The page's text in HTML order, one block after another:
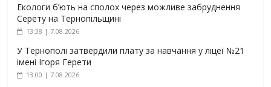
Екологи б’ють на сполох через можливе забруднення
Серету на Тернопільщині
13:38 | 7.08.2026
У Тернополі затвердили плату за навчання у ліцеї №21
імені Ігоря Герети
13:00 | 7.08.2026